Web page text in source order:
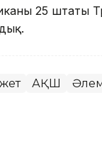
25 штаты
АҚШ